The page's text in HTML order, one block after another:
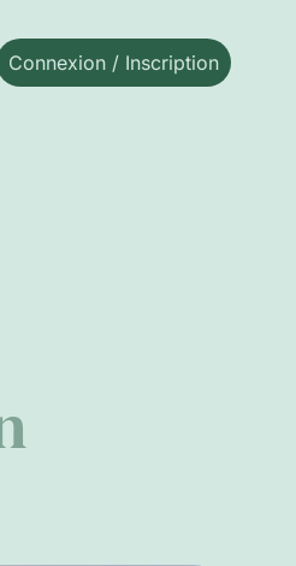
Connexion / Inscription